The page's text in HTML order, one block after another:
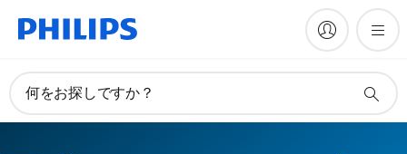
何をお探しですか？